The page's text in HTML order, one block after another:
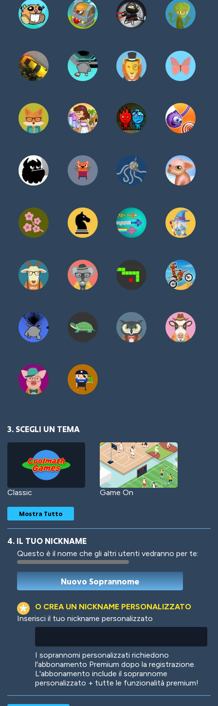
3. SCEGLI UN TEMA
Classic Game On
Woof Jungle Cats
Mostra Tutto
4. IL TUO NICKNAME
Questo è il nome che gli altri utenti vedranno per te:
O CREA UN NICKNAME PERSONALIZZATO
Inserisci il tuo nickname personalizzato
I soprannomi personalizzati richiedono
l'abbonamento Premium dopo la registrazione.
L'abbonamento include il soprannome
personalizzato + tutte le funzionalità premium!